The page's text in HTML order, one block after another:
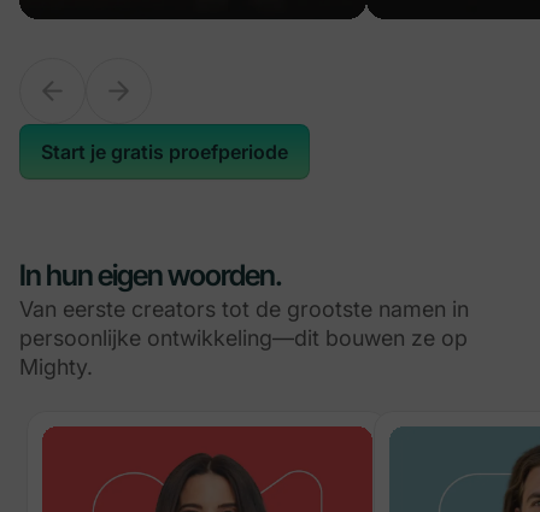
Start je gratis proefperiode
In hun eigen woorden.
Van eerste creators tot de grootste namen in
persoonlijke ontwikkeling—dit bouwen ze op
Mighty.